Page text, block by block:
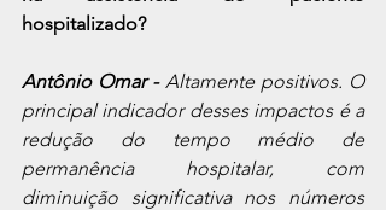
hospitalizado?
Antônio Omar - Altamente positivos. O
principal indicador desses impactos é a
redução do tempo médio de
permanência hospitalar, com
diminuição significativa nos números